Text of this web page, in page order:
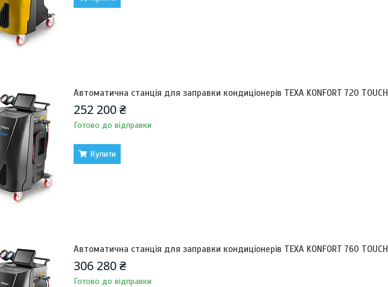
Автоматична станція для заправки кондиціонерів TEXA KONFORT 720 TOUCH
252 200 ₴
Готово до відправки
Купити
Автоматична станція для заправки кондиціонерів TEXA KONFORT 760 TOUCH
306 280 ₴
Готово до відправки